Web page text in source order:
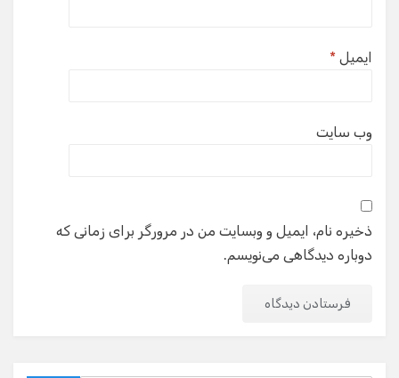
ایمیل *
وب‌ سایت
ذخیره نام، ایمیل و وبسایت من در مرورگر برای زمانی که
دوباره دیدگاهی می‌نویسم.